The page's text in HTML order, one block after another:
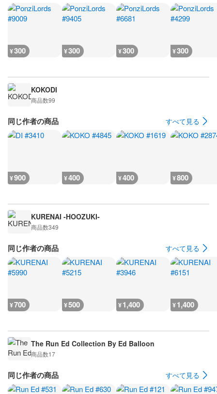
¥300 ¥300 ¥300 ¥300
KOKODI
商品数99
同じ作者の商品 すべて見る
¥900 ¥400 ¥400 ¥800
KURENAI -HOOZUKI-
商品数349
同じ作者の商品 すべて見る
¥700 ¥500 ¥1,400 ¥1,400
The Run Ed Collection By Ed Balloon
商品数17
同じ作者の商品 すべて見る